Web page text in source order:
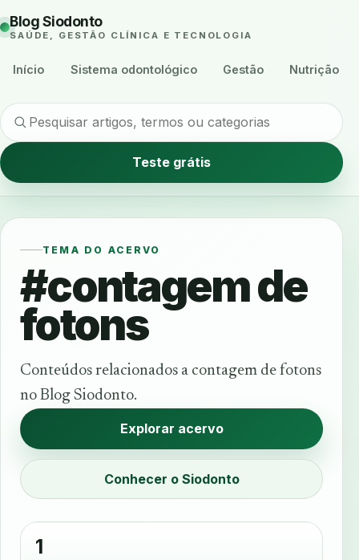
Blog Siodonto
SAÚDE, GESTÃO CLÍNICA E TECNOLOGIA
Início Sistema odontológico Gestão Nutrição
Teste grátis
TEMA DO ACERVO
#contagem de
fotons
Conteúdos relacionados a contagem de fotons
no Blog Siodonto.
Explorar acervo
Conhecer o Siodonto
1